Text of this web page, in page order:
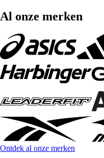
Al onze merken
Ontdek al onze merken